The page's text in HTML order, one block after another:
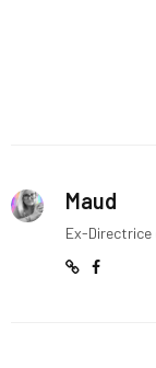
Maud
Ex-Directrice